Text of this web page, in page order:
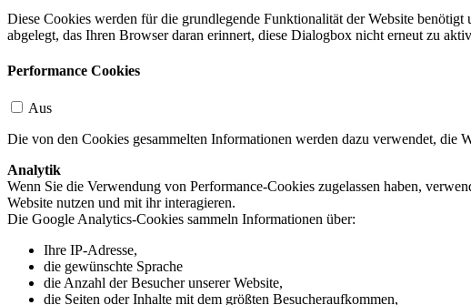
Diese Cookies werden für die grundlegende Funktionalität der Website
abgelegt, das Ihren Browser daran erinnert, diese Dialogbox nicht erneut zu
Performance Cookies
Aus
Die von den Cookies gesammelten Informationen werden dazu verwendet, die
Analytik
Wenn Sie die Verwendung von Performance-Cookies zugelassen haben,
Website nutzen und mit ihr interagieren.
Die Google Analytics-Cookies sammeln Informationen über:
Ihre IP-Adresse,
die gewünschte Sprache
die Anzahl der Besucher unserer Website,
die Seiten oder Inhalte mit dem größten Besucheraufkommen,